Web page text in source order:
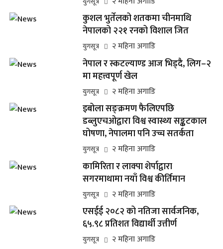
कुशल भुर्तेलको शतकमा चीनमाथि
नेपालको २२१ रनको विशाल जित
युगसूत्र २ महिना अगाडि
नेपाल र स्कटल्याण्ड आज भिड्दै, लिग–२
मा महत्त्वपूर्ण खेल
युगसूत्र २ महिना अगाडि
इबोला सङ्क्रमण फैलिएपछि
डब्लुएचओद्वारा विश्व स्वास्थ्य सङ्कटकाल
घोषणा, नेपालमा पनि उच्च सतर्कता
युगसूत्र २ महिना अगाडि
कामिरिता र लाक्पा शेर्पाद्वारा
सगरमाथामा नयाँ विश्व कीर्तिमान
युगसूत्र २ महिना अगाडि
एसईई २०८२ को नतिजा सार्वजनिक,
६५.९८ प्रतिशत विद्यार्थी उत्तीर्ण
युगसूत्र २ महिना अगाडि